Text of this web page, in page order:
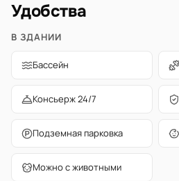
Удобства
В ЗДАНИИ
Бассейн
Консьерж 24/7
Подземная парковка
Можно с животными